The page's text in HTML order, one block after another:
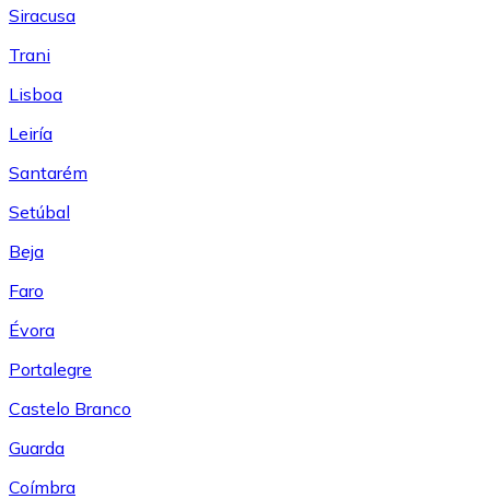
Siracusa
Trani
Lisboa
Leiría
Santarém
Setúbal
Beja
Faro
Évora
Portalegre
Castelo Branco
Guarda
Coímbra